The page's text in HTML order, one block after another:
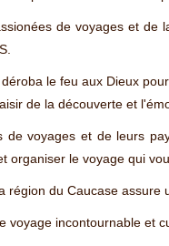
de voyages et
le feu aux Dieux
de la découverte et
de voyages et de leurs
organiser le voyage qui
région du Caucase
voyage incontournable et